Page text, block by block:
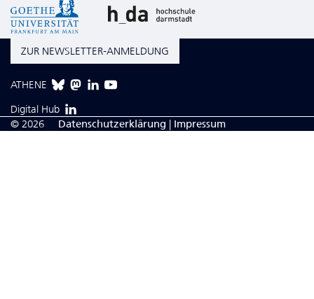
ZUR NEWSLETTER-ANMELDUNG
ATHENE
Digital Hub
© 2026
Da­ten­schutzerklärung | Impressum